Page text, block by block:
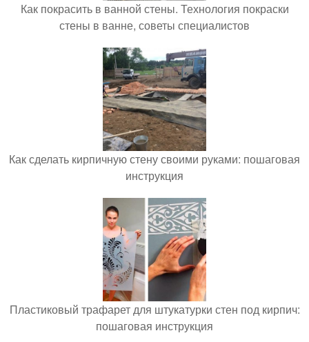
Как покрасить в ванной стены. Технология покраски
стены в ванне, советы специалистов
Как сделать кирпичную стену своими руками: пошаговая
инструкция
Пластиковый трафарет для штукатурки стен под кирпич:
пошаговая инструкция